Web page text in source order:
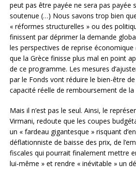
peut pas être payée ne sera pas payée
soutenue (…) Nous savons trop bien
« réformes structurelles » ou des
finissent par déprimer la demande
les perspectives de reprise
que la Grèce finisse plus mal en point
de ce programme. Les mesures
par le Fonds vont réduire le bien-être
capacité réelle de remboursement de la
Mais il n’est pas le seul. Ainsi, le
Virmani, redoute que les coupes
un « fardeau gigantesque » risquant
déflationniste de baisse des prix, de
fiscales qui pourrait finalement mettre
lui-même » et rendre « inévitable » un